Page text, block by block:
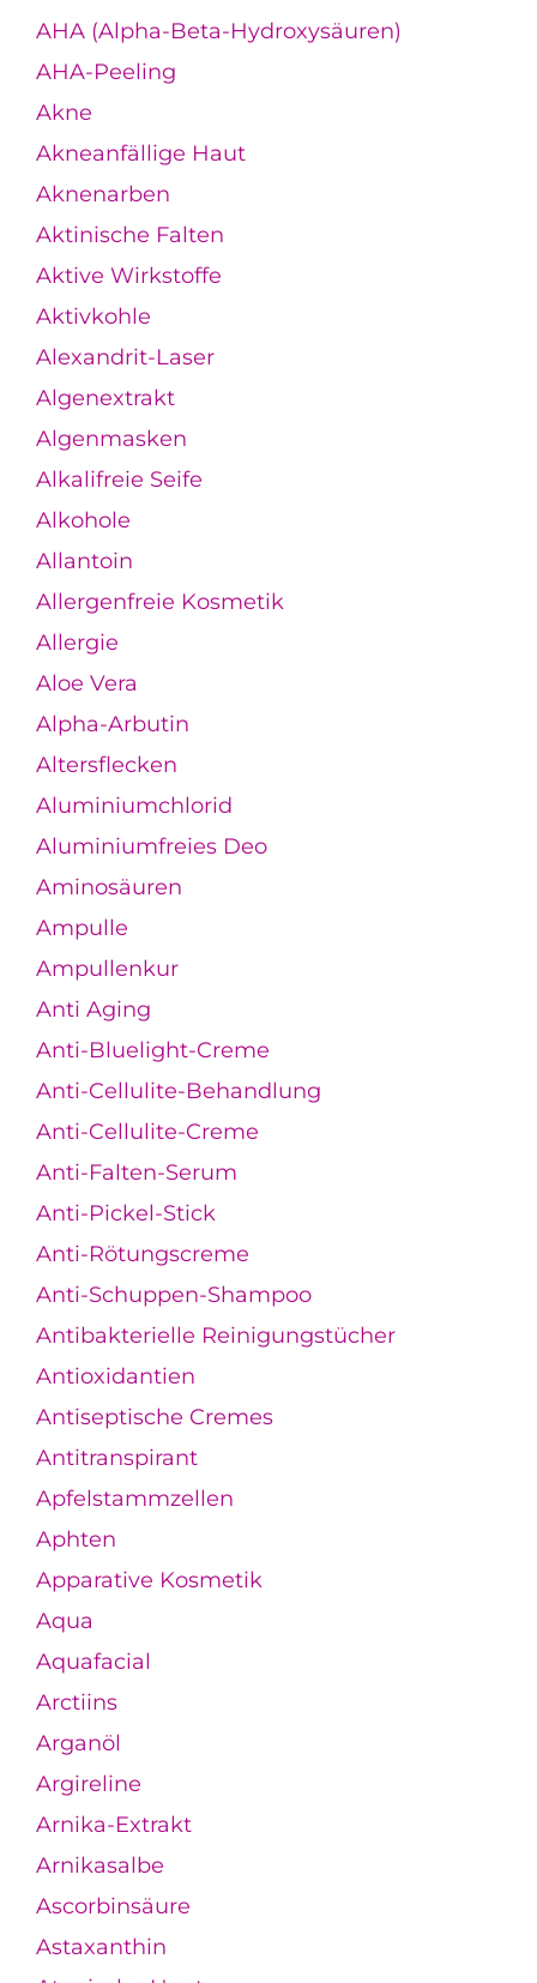
AHA (Alpha-Beta-Hydroxysäuren)
AHA-Peeling
Akne
Akneanfällige Haut
Aknenarben
Aktinische Falten
Aktive Wirkstoffe
Aktivkohle
Alexandrit-Laser
Algenextrakt
Algenmasken
Alkalifreie Seife
Alkohole
Allantoin
Allergenfreie Kosmetik
Allergie
Aloe Vera
Alpha-Arbutin
Altersflecken
Aluminiumchlorid
Aluminiumfreies Deo
Aminosäuren
Ampulle
Ampullenkur
Anti Aging
Anti-Bluelight-Creme
Anti-Cellulite-Behandlung
Anti-Cellulite-Creme
Anti-Falten-Serum
Anti-Pickel-Stick
Anti-Rötungscreme
Anti-Schuppen-Shampoo
Antibakterielle Reinigungstücher
Antioxidantien
Antiseptische Cremes
Antitranspirant
Apfelstammzellen
Aphten
Apparative Kosmetik
Aqua
Aquafacial
Arctiins
Arganöl
Argireline
Arnika-Extrakt
Arnikasalbe
Ascorbinsäure
Astaxanthin